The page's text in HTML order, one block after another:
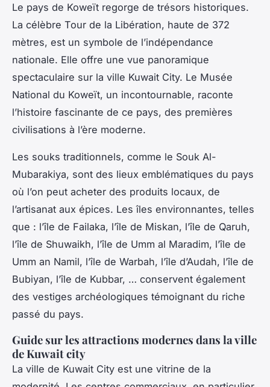
Le pays de Koweït regorge de trésors historiques.
La célèbre Tour de la Libération, haute de 372
mètres, est un symbole de l’indépendance
nationale. Elle offre une vue panoramique
spectaculaire sur la ville Kuwait City. Le Musée
National du Koweït, un incontournable, raconte
l’histoire fascinante de ce pays, des premières
civilisations à l’ère moderne.
Les souks traditionnels, comme le Souk Al-
Mubarakiya, sont des lieux emblématiques du pays
où l’on peut acheter des produits locaux, de
l’artisanat aux épices. Les îles environnantes, telles
que : l’île de Failaka, l’île de Miskan, l’île de Qaruh,
l’île de Shuwaikh, l’île de Umm al Maradim, l’île de
Umm an Namil, l’île de Warbah, l’île d’Audah, l’île de
Bubiyan, l’île de Kubbar, … conservent également
des vestiges archéologiques témoignant du riche
passé du pays.
Guide sur les attractions modernes dans la ville
de Kuwait city
La ville de Kuwait City est une vitrine de la